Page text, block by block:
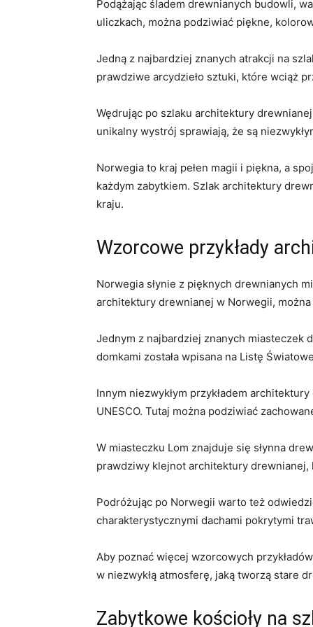
Podążając śladem drewnianych budowli,
uliczkach, można podziwiać piękne,‌
Jedną z najbardziej znanych atrakcji⁤ na
⁣prawdziwe ⁣arcydzieło sztuki, które ⁣wciąż
Wędrując po szlaku architektury
unikalny wystrój sprawiają, że są
Norwegia⁣ to​ kraj pełen magii⁤ i⁢ piękna, ​a
każdym zabytkiem. Szlak ‌architektury
kraju.
Wzorcowe przykłady
Norwegia słynie z pięknych drewnianych
architektury drewnianej w⁤ Norwegii,
Jednym z ⁣najbardziej‍ znanych⁤ miasteczek
domkami została wpisana na Listę
Innym niezwykłym przykładem
‌UNESCO. Tutaj można⁢ podziwiać
W‍ miasteczku⁣ Lom‍ znajduje się słynna
prawdziwy klejnot architektury drewnianej,
Podróżując po Norwegii‍ warto też
charakterystycznymi dachami pokrytymi
Aby⁤ poznać ⁤więcej wzorcowych
w niezwykłą ‌atmosferę, jaką ⁣tworzą stare
Zabytkowe kościoły na